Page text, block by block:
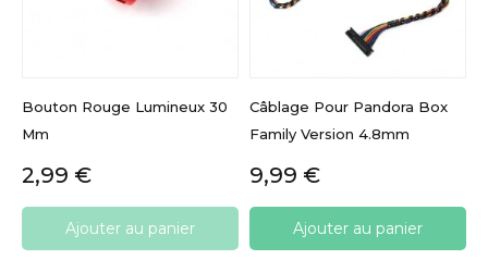
Bouton Rouge Lumineux 30
Mm
Prix
2,99 €
Ajouter au panier
Câblage Pour Pandora Box
Family Version 4.8mm
Prix
9,99 €
Ajouter au panier